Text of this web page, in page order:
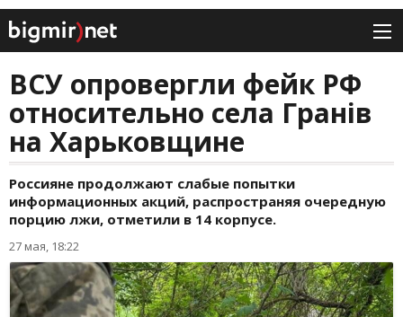
ВСУ опровергли фейк РФ
относительно села Гранів
на Харьковщине
Россияне продолжают слабые попытки
информационных акций, распространяя очередную
порцию лжи, отметили в 14 корпусе.
27 мая, 18:22